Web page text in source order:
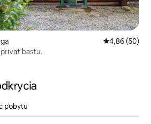
Średnia
4,86 (50)
bastu.
pobytu